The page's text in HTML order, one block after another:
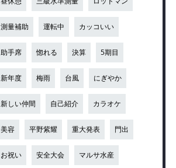
測量補助 運転中 カッコいい
助手席 惚れる 決算 5期目
新年度 梅雨 台風 にぎやか
新しい仲間 自己紹介 カラオケ
美容 平野紫耀 重大発表 門出
お祝い 安全大会 マルサ水産